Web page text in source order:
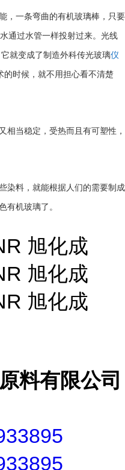
，一条弯曲的有机玻璃棒，只要
通过水管一样投射过来。光线
就变成了制造外科传光玻璃仪
的时候，就不用担心看不清楚
相当稳定，受热而且有可塑性，
染料，就能根据人们的需要制成
有机玻璃了。
旭化成
旭化成
旭化成
料有限公司